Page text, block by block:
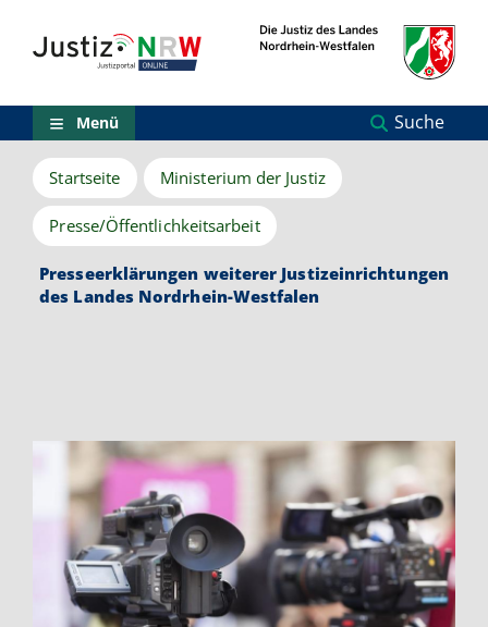
Inhalt
(Sprungmarken)
Menü
Zur
Suche
Zur
NRW-
Entscheidungssuche
Zur
Hauptnavigation
Zum
einzelnen
Seiten
Menü Suche
Startseite Ministerium der Justiz
Presse/Öffentlichkeitsarbeit
Presseerklärungen weiterer Justizeinrichtungen
des Landes Nordrhein-Westfalen